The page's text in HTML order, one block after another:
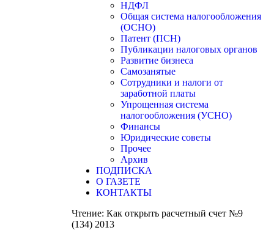
НДФЛ
Общая система налогообложения
(ОСНО)
Патент (ПСН)
Публикации налоговых органов
Развитие бизнеса
Самозанятые
Сотрудники и налоги от
заработной платы
Упрощенная система
налогообложения (УСНО)
Финансы
Юридические советы
Прочее
Архив
ПОДПИСКА
О ГАЗЕТЕ
КОНТАКТЫ
Чтение: Как открыть расчетный счет №9
(134) 2013